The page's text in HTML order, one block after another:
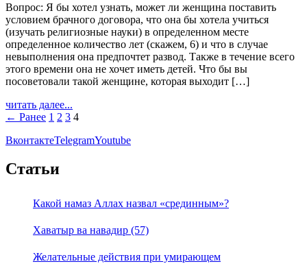
Вопрос: Я бы хотел узнать, может ли женщина поставить
условием брачного договора, что она бы хотела учиться
(изучать религиозные науки) в определенном месте
определенное количество лет (скажем, 6) и что в случае
невыполнения она предпочтет развод. Также в течение всего
этого времени она не хочет иметь детей. Что бы вы
посоветовали такой женщине, которая выходит […]
читать далее...
← Ранее 1 2 3 4
ВконтактеTelegramYoutube
Статьи
Какой намаз Аллах назвал «срединным»?
Хаватыр ва навадир (57)
Желательные действия при умирающем